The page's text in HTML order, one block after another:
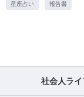
星座占い 報告書
社会人ライ